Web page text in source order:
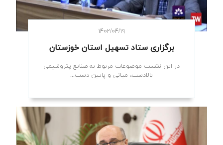
۱۴۰۲/۰۴/۱۹
برگزاری ستاد تسهیل استان خوزستان
در این نشست موضوعات مربوط به صنایع پتروشیمی
بالادست، میانی و پایین دست...